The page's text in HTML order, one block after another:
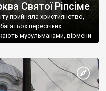
Святої Ріпсіме
прийняла християнство,
пересічних
мусульманами, вірмени